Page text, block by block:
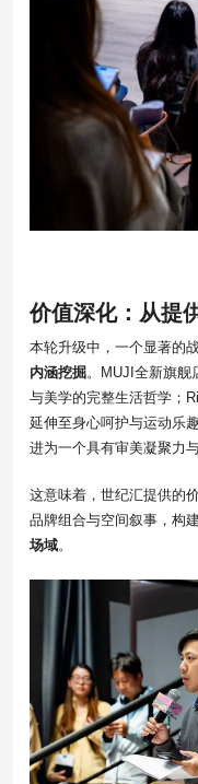
价值深化：从提
本轮升级中，一个显著的
内涵挖掘。MUJI全新旗舰
与美学的完整生活哲学；
延伸至身心呵护与运动乐
进为一个具有审美凝聚力
这意味着，世纪汇提供的
品牌组合与空间叙事，构
场域。